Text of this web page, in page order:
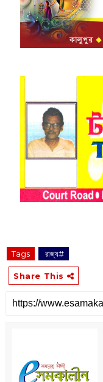
Tags ‌ রাজ্য#
Share This